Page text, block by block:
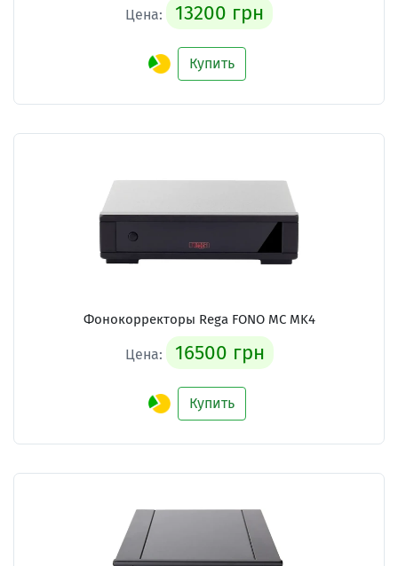
Цена: 13200 грн
Купить
Фонокорректоры Rega FONO MC MK4
Цена: 16500 грн
Купить